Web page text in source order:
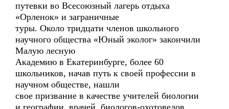
путевки во Всесоюзный лагерь отдыха
«Орленок» и заграничные
туры. Около тридцати членов школьного
научного общества «Юный эколог» закончили
Малую лесную
Академию в Екатеринбурге, более 60
школьников, начав путь к своей профессии в
научном обществе, нашли
свое призвание в качестве учителей биологии
и географии, врачей, биологов-охотоведов,